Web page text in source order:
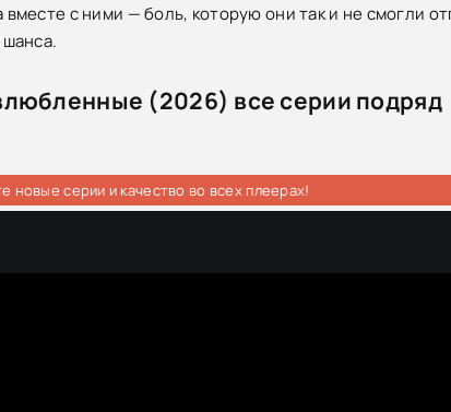
с ними — боль, которую они так и не смогли
(2026) все серии подряд
новые серии и качество во всех плеерах!